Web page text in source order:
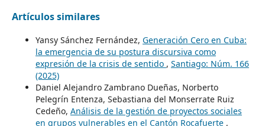
Artículos similares
Yansy Sánchez Fernández, Generación Cero en Cuba:
la emergencia de su postura discursiva como
expresión de la crisis de sentido , Santiago: Núm. 166
(2025)
Daniel Alejandro Zambrano Dueñas, Norberto
Pelegrín Entenza, Sebastiana del Monserrate Ruiz
Cedeño, Análisis de la gestión de proyectos sociales
en grupos vulnerables en el Cantón Rocafuerte ,